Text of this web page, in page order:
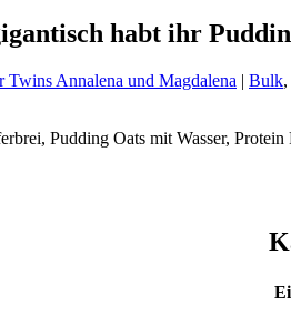
habt ihr
Twins Annalena und Magdalena | Bulk,